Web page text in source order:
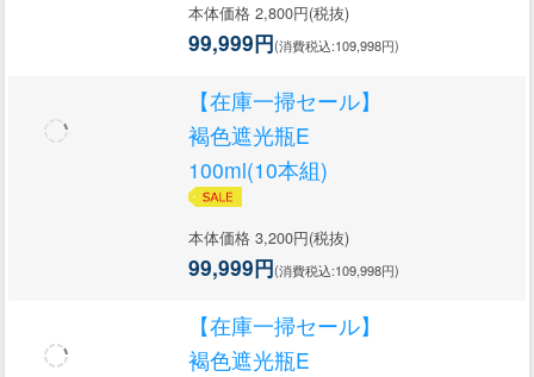
本体価格 2,800円(税抜)
99,999円(消費税込:109,998円)
【在庫一掃セール】
褐色遮光瓶E
100ml(10本組)
本体価格 3,200円(税抜)
99,999円(消費税込:109,998円)
【在庫一掃セール】
褐色遮光瓶E